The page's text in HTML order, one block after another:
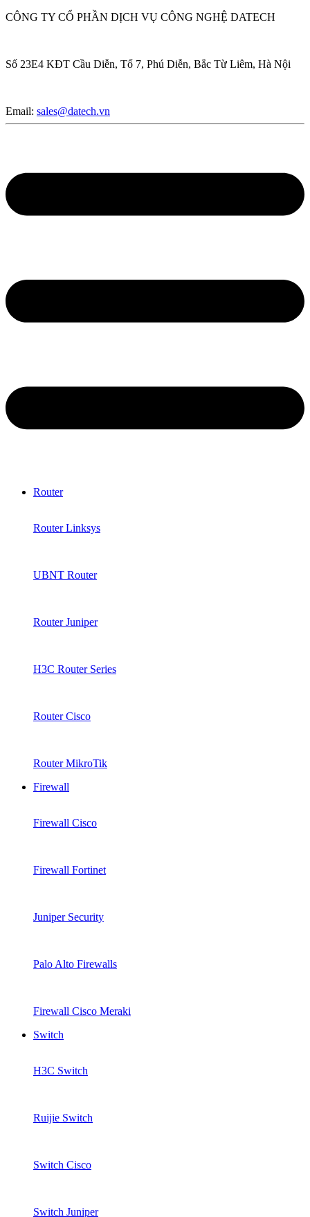
CÔNG TY CỔ PHẦN DỊCH VỤ CÔNG NGHỆ DATECH
Số 23E4 KĐT Cầu Diễn, Tổ 7, Phú Diễn, Bắc Từ Liêm, Hà Nội
Email: sales@datech.vn
Router
Router Linksys
UBNT Router
Router Juniper
H3C Router Series
Router Cisco
Router MikroTik
Firewall
Firewall Cisco
Firewall Fortinet
Juniper Security
Palo Alto Firewalls
Firewall Cisco Meraki
Switch
H3C Switch
Ruijie Switch
Switch Cisco
Switch Juniper